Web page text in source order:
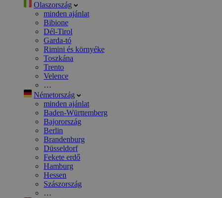
Olaszország
minden ajánlat
Bibione
Dél-Tirol
Garda-tó
Rimini és környéke
Toszkána
Trento
Velence
…
Németország
minden ajánlat
Baden-Württemberg
Bajorország
Berlin
Brandenburg
Düsseldorf
Fekete erdő
Hamburg
Hessen
Szászország
…